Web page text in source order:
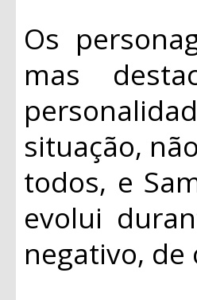
Os
mas
situação,
todos, e
evolui
negativo,